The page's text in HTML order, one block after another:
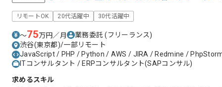
リモートOK 20代活躍中 30代活躍中
〜75万円／月 業務委託(フリーランス)
渋谷(東京都)/一部リモート
JavaScript / PHP / Python / AWS / JIRA / Redmine /
ITコンサルタント / ERPコンサルタント(SAPコンサル)
求めるスキル